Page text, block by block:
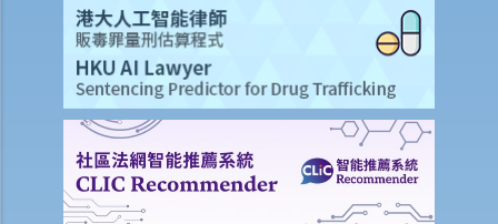
E. 未经授权的交易
F. 退款保障
G. 针对发卡银行的投诉
财务中介
1. 甚么是财务中介？
2. 不良财务中介公司的行骗手法
3. 进一步资料及投诉